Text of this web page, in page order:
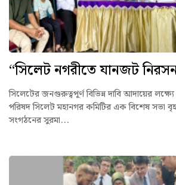
“সিলেট নগরীতে যানজট
সিলেটের জনগুরুত্বপূর্ণ বিভিন্ন দাবি আদায়ের
পরিষদ সিলেট মহানগর কমিটির এক বিশেষ সভা
সংগঠনের সুরমা...